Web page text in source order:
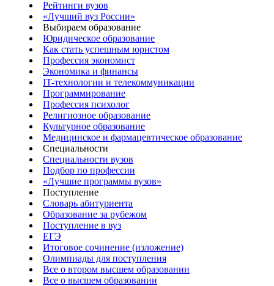
Рейтинги вузов
«Лучший вуз России»
Выбираем образование
Юридическое образование
Как стать успешным юристом
Профессия экономист
Экономика и финансы
IT-технологии и телекоммуникации
Программирование
Профессия психолог
Религиозное образование
Культурное образование
Медицинское и фармацевтическое образование
Специальности
Специальности вузов
Подбор по профессии
«Лучшие программы вузов»
Поступление
Словарь абитуриента
Образование за рубежом
Поступление в вуз
ЕГЭ
Итоговое сочинение (изложение)
Олимпиады для поступления
Все о втором высшем образовании
Все о высшем образовании